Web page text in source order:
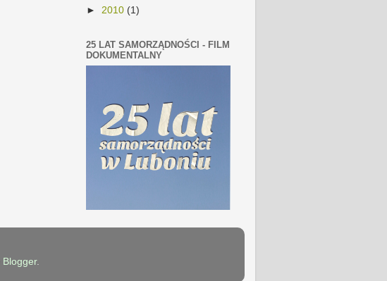
► 2010 (1)
25 LAT SAMORZĄDNOŚCI - FILM
DOKUMENTALNY
Blogger.